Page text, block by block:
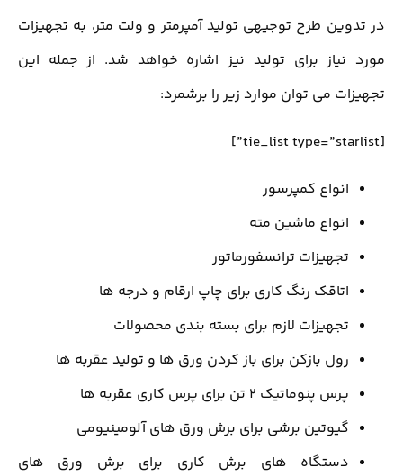
در تدوین طرح توجیهی تولید آمپرمتر و ولت متر، به تجهیزات
مورد نیاز برای تولید نیز اشاره خواهد شد. از جمله این
تجهیزات می توان موارد زیر را برشمرد:
[tie_list type=”starlist”]
انواع کمپرسور
انواع ماشین مته
تجهیزات ترانسفورماتور
اتاقک رنگ کاری برای چاپ ارقام و درجه ها
تجهیزات لازم برای بسته بندی محصولات
رول بازکن برای باز کردن ورق ها و تولید عقربه ها
پرس پنوماتیک 2 تن برای پرس کاری عقربه ها
گیوتین برشی برای برش ورق های آلومینیومی
دستگاه های برش کاری برای برش ورق های